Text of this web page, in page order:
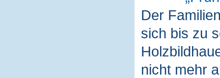
Der
sich bis zu
nicht mehr